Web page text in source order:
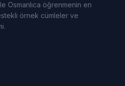
Osmanlıca öğrenmenin en
örnek cümleler ve